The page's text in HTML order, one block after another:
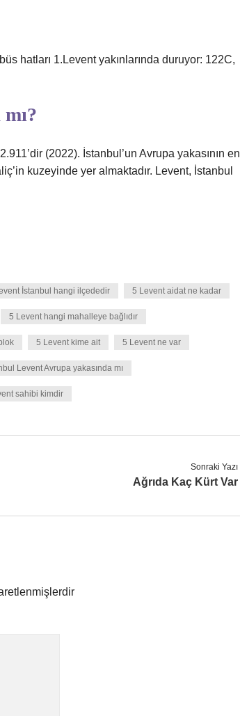
hatları 1.Levent yakınlarında duruyor: 122C,
(2022). İstanbul’un Avrupa yakasının en
kuzeyinde yer almaktadır. Levent, İstanbul
İstanbul hangi ilçededir 5 Levent aidat ne kadar
5 Levent hangi mahalleye bağlıdır
5 Levent kime ait 5 Levent ne var
Levent Avrupa yakasında mı
sahibi kimdir
Sonraki Yazı
Ağrıda Kaç Kürt Var